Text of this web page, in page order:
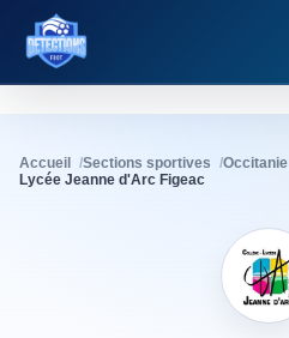
Détections Foot
Accueil Sections sportives Occitanie
Lycée Jeanne d'Arc Figeac